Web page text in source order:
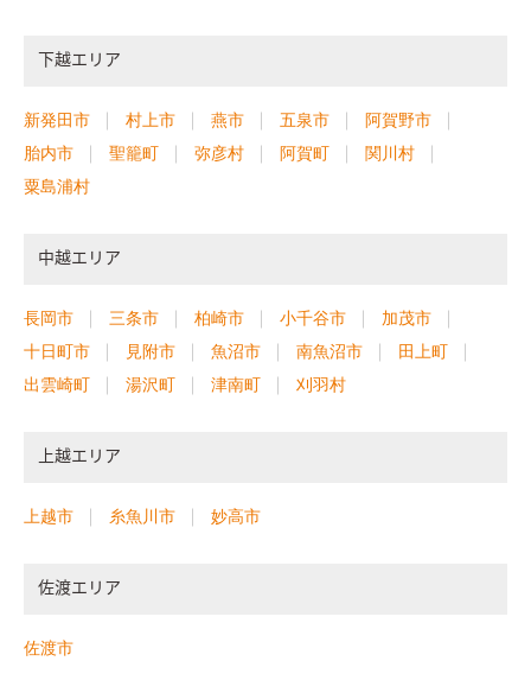
下越エリア
新発田市 村上市 燕市 五泉市
阿賀野市
胎内市
聖籠町 弥彦村 阿賀町
関川村
粟島浦村
中越エリア
長岡市 三条市 柏崎市 小千谷市
加茂市
十日町市
見附市 魚沼市 南魚沼市
田上町
出雲崎町
湯沢町 津南町 刈羽村
上越エリア
上越市 糸魚川市 妙高市
佐渡エリア
佐渡市